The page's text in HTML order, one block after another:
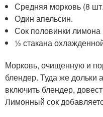
Средняя морковь (8
Один апельсин.
Сок половинки
½ стакана
Морковь, очищенную и
блендер. Туда же дольки
включить блендер,
Лимонный сок